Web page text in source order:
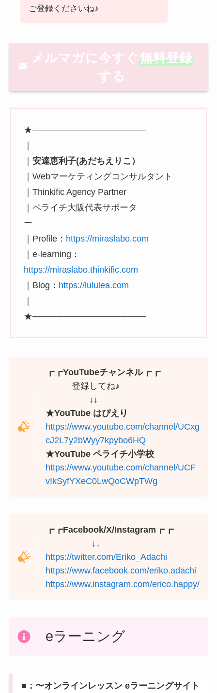
ご登録くださいね♪
メルマガに今すぐ 無料登録
する
★──────────────────
安達恵利子(あだちえりこ）
｜Webマーケティングコンサルタント
｜Thinkific Agency Partner
｜ペライチ大阪代表サポータ
ー
｜Profile： https://miraslabo.com
｜e-learning：
https://miraslabo.thinkific.com
｜Blog： https://lululea.com
★──────────────────
┏┏YouTubeチャンネル┏┏
登録してね♪
↓↓
★YouTube はぴえり
https://www.youtube.com/channel/UCxg
cJ2L7y2bWyy7kpybo6HQ
★YouTube ペライチ小学校
https://www.youtube.com/channel/UCF
vIkSyfYXeC0LwQoCWpTWg
┏┏Facebook/X/Instagram┏┏
↓↓
https://twitter.com/Eriko_Adachi
https://www.facebook.com/eriko.adachi
https://www.instagram.com/erico.happy/
eラーニング
■：〜オンラインレッスン eラーニングサイト